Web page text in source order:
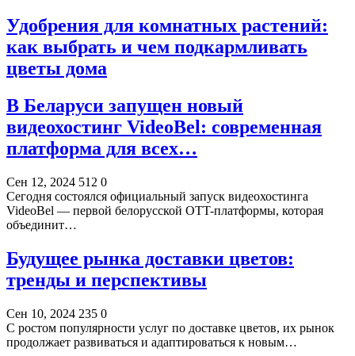
Удобрения для комнатных растений:
как выбрать и чем подкармливать
цветы дома
В Беларуси запущен новый
видеохостинг VideoBel: современная
платформа для всех…
Сен 12, 2024 512 0
Сегодня состоялся официальный запуск видеохостинга
VideoBel — первой белорусской OTT-платформы, которая
объединит…
Будущее рынка доставки цветов:
тренды и перспективы
Сен 10, 2024 235 0
С ростом популярности услуг по доставке цветов, их рынок
продолжает развиваться и адаптироваться к новым…